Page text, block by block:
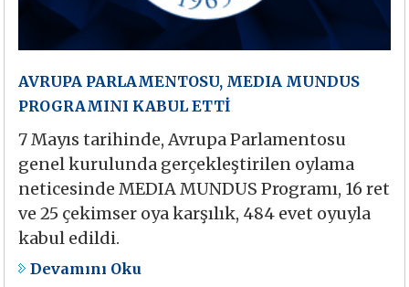
AVRUPA PARLAMENTOSU, MEDIA MUNDUS
PROGRAMINI KABUL ETTİ
7 Mayıs tarihinde, Avrupa Parlamentosu
genel kurulunda gerçekleştirilen oylama
neticesinde MEDIA MUNDUS Programı, 16 ret
ve 25 çekimser oya karşılık, 484 evet oyuyla
kabul edildi.
Devamını Oku